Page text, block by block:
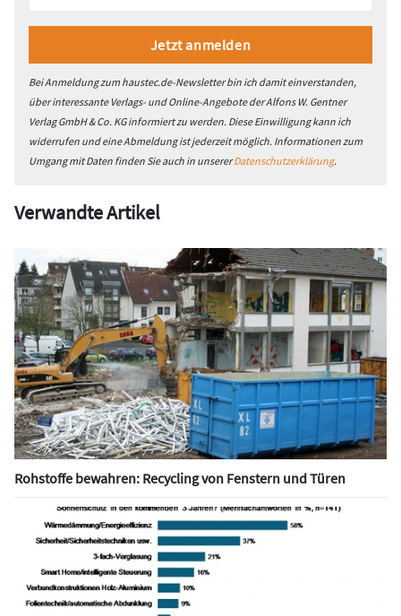
Bei Anmeldung zum haustec.de-Newsletter bin ich damit einverstanden,
über interessante Verlags- und Online-Angebote der Alfons W. Gentner
Verlag GmbH & Co. KG informiert zu werden. Diese Einwilligung kann ich
widerrufen und eine Abmeldung ist jederzeit möglich. Informationen zum
Umgang mit Daten finden Sie auch in unsererDatenschutzerklärung.
Verwandte Artikel
Rohstoffe bewahren: Recycling von Fenstern und Türen